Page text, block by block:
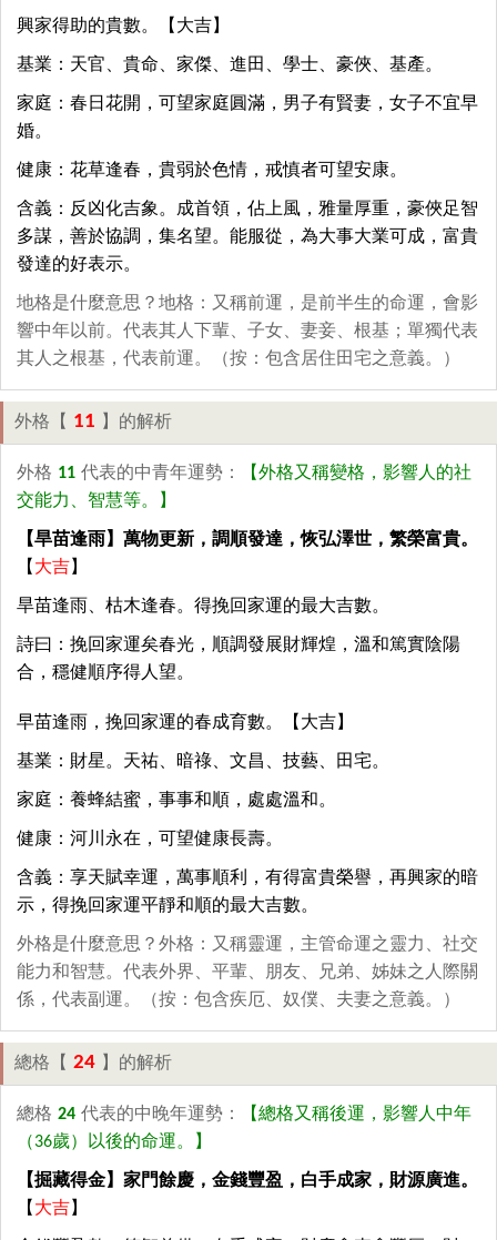
興家得助的貴數。【大吉】
基業：天官、貴命、家傑、進田、學士、豪俠、基產。
家庭：春日花開，可望家庭圓滿，男子有賢妻，女子不宜早
婚。
健康：花草逢春，貴弱於色情，戒慎者可望安康。
含義：反凶化吉象。成首領，佔上風，雅量厚重，豪俠足智
多謀，善於協調，集名望。能服從，為大事大業可成，富貴
發達的好表示。
地格是什麼意思？地格：又稱前運，是前半生的命運，會影
響中年以前。代表其人下輩、子女、妻妾、根基；單獨代表
其人之根基，代表前運。（按：包含居住田宅之意義。）
外格【 11 】的解析
外格 11 代表的中青年運勢：
【外格又稱變格，影響人的社
交能力、智慧等。】
【旱苗逢雨】萬物更新，調順發達，恢弘澤世，繁榮富貴。
【 大吉】
旱苗逢雨、枯木逢春。得挽回家運的最大吉數。
詩曰：挽回家運矣春光，順調發展財輝煌，溫和篤實陰陽
合，穩健順序得人望。
早苗逢雨，挽回家運的春成育數。【大吉】
基業：財星。天祐、暗祿、文昌、技藝、田宅。
家庭：養蜂結蜜，事事和順，處處溫和。
健康：河川永在，可望健康長壽。
含義：享天賦幸運，萬事順利，有得富貴榮譽，再興家的暗
示，得挽回家運平靜和順的最大吉數。
外格是什麼意思？外格：又稱靈運，主管命運之靈力、社交
能力和智慧。代表外界、平輩、朋友、兄弟、姊妹之人際關
係，代表副運。（按：包含疾厄、奴僕、夫妻之意義。）
總格【 24 】的解析
總格 24 代表的中晚年運勢：
【總格又稱後運，影響人中年
（36歲）以後的命運。】
【掘藏得金】家門餘慶，金錢豐盈，白手成家，財源廣進。
【 大吉】